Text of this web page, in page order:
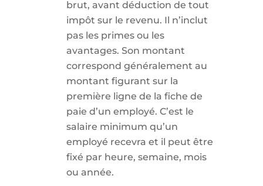
brut, avant déduction de tout
impôt sur le revenu. Il n’inclut
pas les primes ou les
avantages. Son montant
correspond généralement au
montant figurant sur la
première ligne de la fiche de
paie d’un employé. C’est le
salaire minimum qu’un
employé recevra et il peut être
fixé par heure, semaine, mois
ou année.